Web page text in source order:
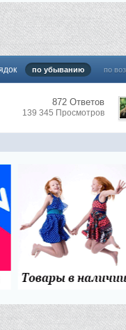
по убыванию по
872 Ответов
139 345 Просмотров